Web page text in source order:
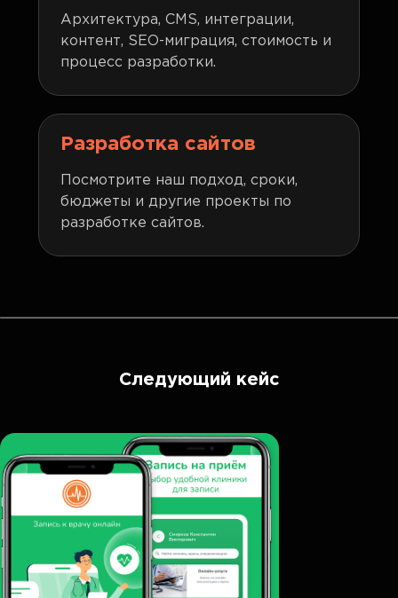
Архитектура, CMS, интеграции,
контент, SEO-миграция, стоимость и
процесс разработки.
Разработка сайтов
Посмотрите наш подход, сроки,
бюджеты и другие проекты по
разработке сайтов.
Следующий кейс